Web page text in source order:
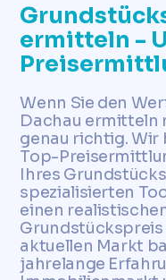
ermitteln -
Wenn Sie den
Dachau ermitteln
genau richtig. Wir
Top-
Ihres
spezialisierten
einen
Grundstückspreis
aktuellen Markt
jahrelange